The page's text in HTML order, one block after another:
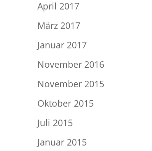
April 2017
März 2017
Januar 2017
November 2016
November 2015
Oktober 2015
Juli 2015
Januar 2015